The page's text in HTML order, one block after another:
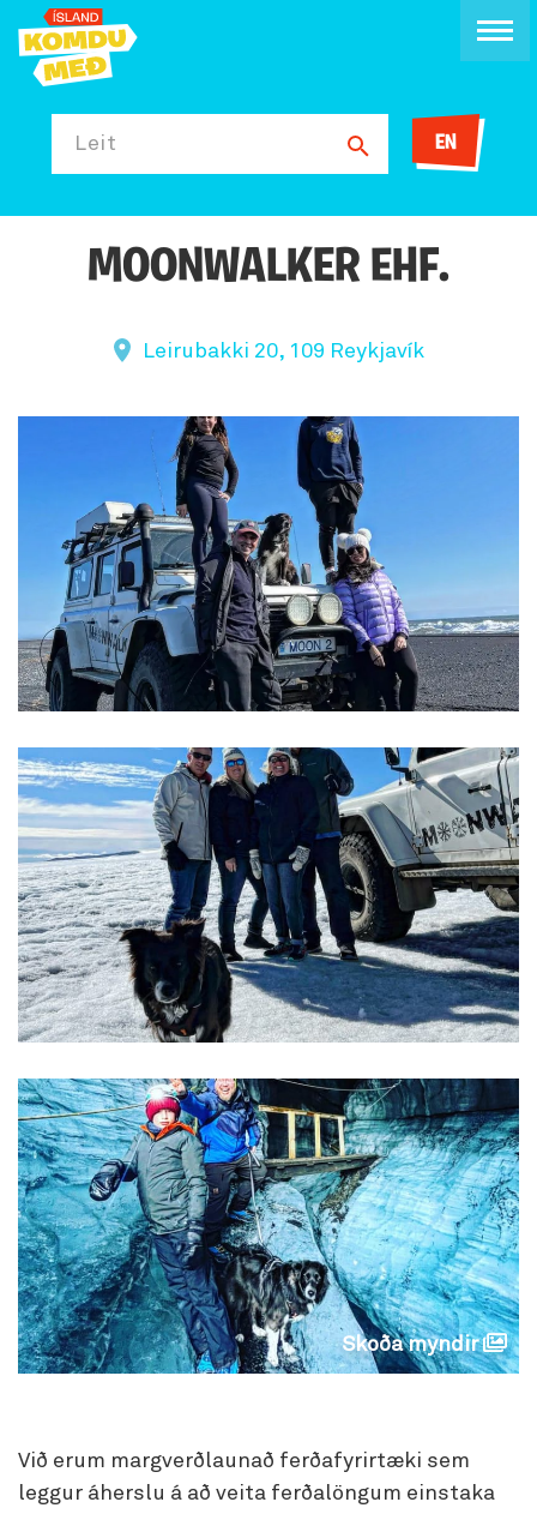
Leit EN
MOONWALKER EHF.
Leirubakki 20, 109 Reykjavík
Skoða myndir
Við erum margverðlaunað ferðafyrirtæki sem
leggur áherslu á að veita ferðalöngum einstaka